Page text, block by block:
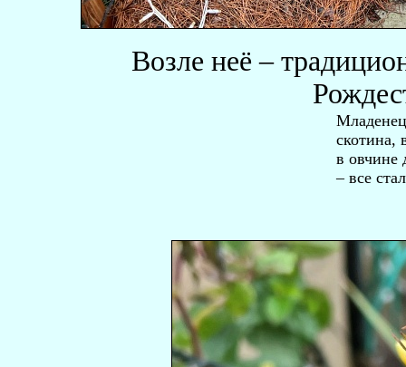
Возле неё –
скотина,
в овчине
– все